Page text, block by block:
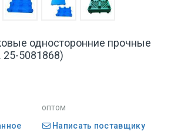
односторонние прочные
25-5081868)
оптом
Написать поставщику